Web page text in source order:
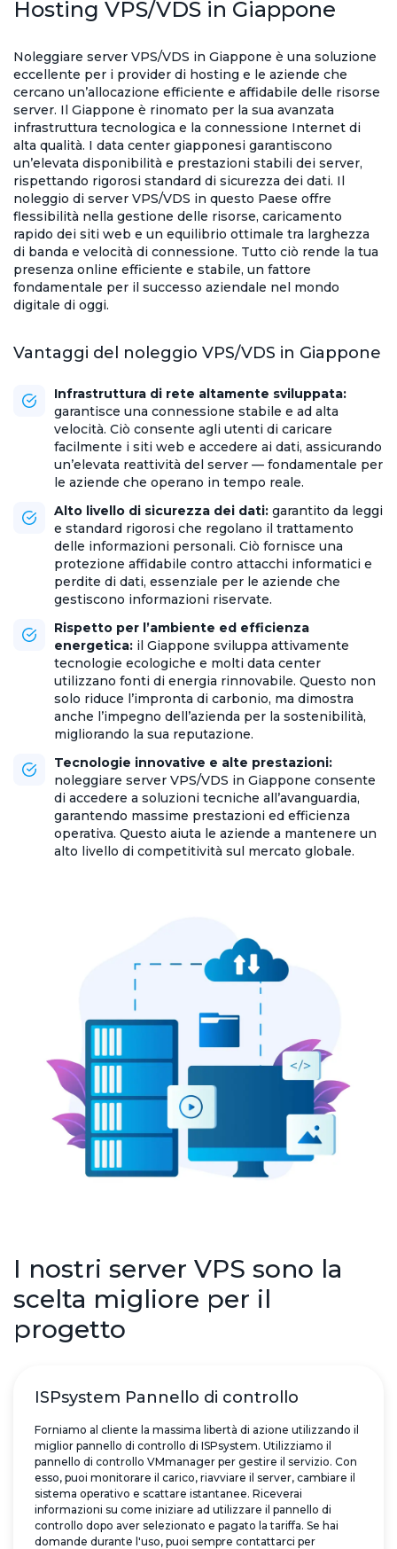
Hosting VPS/VDS in Giappone
Noleggiare server VPS/VDS in Giappone è una soluzione
eccellente per i provider di hosting e le aziende che
cercano un’allocazione efficiente e affidabile delle risorse
server. Il Giappone è rinomato per la sua avanzata
infrastruttura tecnologica e la connessione Internet di
alta qualità. I data center giapponesi garantiscono
un’elevata disponibilità e prestazioni stabili dei server,
rispettando rigorosi standard di sicurezza dei dati. Il
noleggio di server VPS/VDS in questo Paese offre
flessibilità nella gestione delle risorse, caricamento
rapido dei siti web e un equilibrio ottimale tra larghezza
di banda e velocità di connessione. Tutto ciò rende la tua
presenza online efficiente e stabile, un fattore
fondamentale per il successo aziendale nel mondo
digitale di oggi.
Vantaggi del noleggio VPS/VDS in Giappone
Infrastruttura di rete altamente sviluppata:
garantisce una connessione stabile e ad alta
velocità. Ciò consente agli utenti di caricare
facilmente i siti web e accedere ai dati, assicurando
un’elevata reattività del server — fondamentale per
le aziende che operano in tempo reale.
Alto livello di sicurezza dei dati: garantito da leggi
e standard rigorosi che regolano il trattamento
delle informazioni personali. Ciò fornisce una
protezione affidabile contro attacchi informatici e
perdite di dati, essenziale per le aziende che
gestiscono informazioni riservate.
Rispetto per l’ambiente ed efficienza
energetica: il Giappone sviluppa attivamente
tecnologie ecologiche e molti data center
utilizzano fonti di energia rinnovabile. Questo non
solo riduce l’impronta di carbonio, ma dimostra
anche l’impegno dell’azienda per la sostenibilità,
migliorando la sua reputazione.
Tecnologie innovative e alte prestazioni:
noleggiare server VPS/VDS in Giappone consente
di accedere a soluzioni tecniche all’avanguardia,
garantendo massime prestazioni ed efficienza
operativa. Questo aiuta le aziende a mantenere un
alto livello di competitività sul mercato globale.
I nostri server VPS sono la
scelta migliore per il
progetto
ISPsystem Pannello di controllo
Forniamo al cliente la massima libertà di azione utilizzando il
miglior pannello di controllo di ISPsystem. Utilizziamo il
pannello di controllo VMmanager per gestire il servizio. Con
esso, puoi monitorare il carico, riavviare il server, cambiare il
sistema operativo e scattare istantanee. Riceverai
informazioni su come iniziare ad utilizzare il pannello di
controllo dopo aver selezionato e pagato la tariffa. Se hai
domande durante l'uso, puoi sempre contattarci per